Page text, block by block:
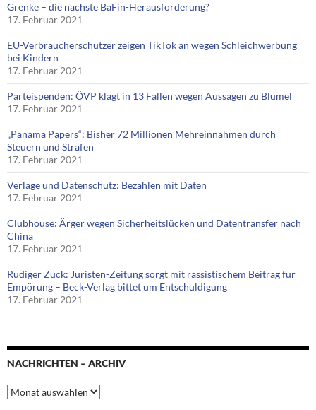
Grenke – die nächste BaFin-Herausforderung?
17. Februar 2021
EU-Verbraucherschützer zeigen TikTok an wegen Schleichwerbung
bei Kindern
17. Februar 2021
Parteispenden: ÖVP klagt in 13 Fällen wegen Aussagen zu Blümel
17. Februar 2021
„Panama Papers“: Bisher 72 Millionen Mehreinnahmen durch
Steuern und Strafen
17. Februar 2021
Verlage und Datenschutz: Bezahlen mit Daten
17. Februar 2021
Clubhouse: Ärger wegen Sicherheitslücken und Datentransfer nach
China
17. Februar 2021
Rüdiger Zuck: Juristen-Zeitung sorgt mit rassistischem Beitrag für
Empörung – Beck-Verlag bittet um Entschuldigung
17. Februar 2021
NACHRICHTEN – ARCHIV
Nachrichten
–